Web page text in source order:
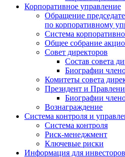
Корпоративное управление
Обращение
по корпоративному
Система
Общее собрание
Совет директоров
Состав совета
Биографии
Комитеты совета
Президент и
Биографии
Вознаграждение
Система контроля и
Система контроля
Риск-менеджмент
Ключевые риски
Информация для инвесторов